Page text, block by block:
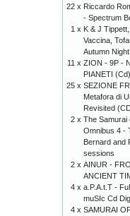
22 x Riccardo
- Spectrum
1 x K & J
Vaccina,
Autumn
11 x ZION - 9P -
PIANETI (Cd)
25 x SEZIONE
Metafora di
Revisited
2 x The Samurai
Omnibus 4 -
Bernard and
sessions
2 x AINUR -
ANCIENT
4 x a.P.A.t.T -
muSIc Cd
4 x SAMURAI